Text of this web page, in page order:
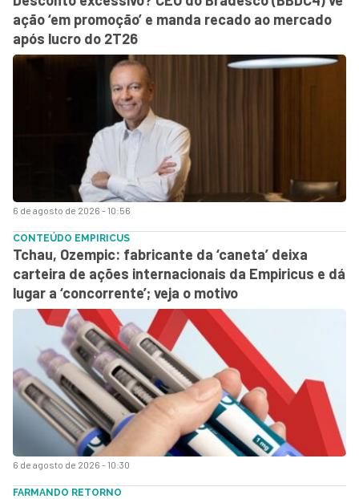
6 de agosto de 2026 - 10:56
ação ‘em promoção’ e manda recado ao mercado
após lucro do 2T26
6 de agosto de 2026 - 10:30
CONTEÚDO EMPIRICUS
Tchau, Ozempic: fabricante da ‘caneta’ deixa
carteira de ações internacionais da Empiricus e dá
lugar a ‘concorrente’; veja o motivo
FARMANDO RETORNO